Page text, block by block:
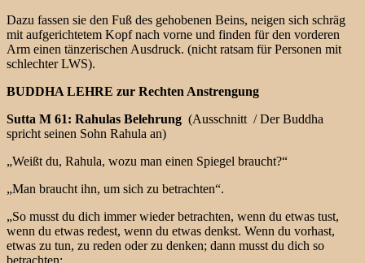
Dazu fassen sie den Fuß des gehobenen Beins, neigen sich schräg
mit aufgerichtetem Kopf nach vorne und finden für den vorderen
Arm einen tänzerischen Ausdruck. (nicht ratsam für Personen mit
schlechter LWS).
BUDDHA LEHRE zur Rechten Anstrengung
Sutta M 61: Rahulas Belehrung (Ausschnitt / Der Buddha
spricht seinen Sohn Rahula an)
„Weißt du, Rahula, wozu man einen Spiegel braucht?“
„Man braucht ihn, um sich zu betrachten“.
„So musst du dich immer wieder betrachten, wenn du etwas tust,
wenn du etwas redest, wenn du etwas denkst. Wenn du vorhast,
etwas zu tun, zu reden oder zu denken; dann musst du dich so
betrachten: